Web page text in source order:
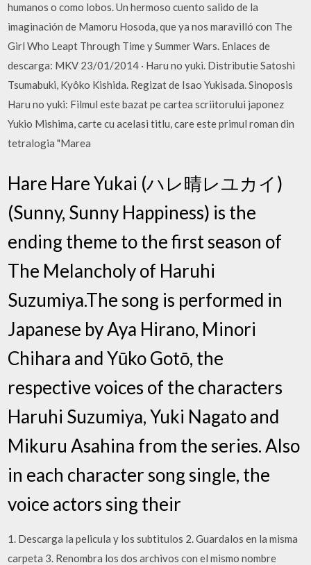
humanos o como lobos. Un hermoso cuento salido de la
imaginación de Mamoru Hosoda, que ya nos maravilló con The
Girl Who Leapt Through Time y Summer Wars. Enlaces de
descarga: MKV 23/01/2014 · Haru no yuki. Distributie Satoshi
Tsumabuki, Kyôko Kishida. Regizat de Isao Yukisada. Sinoposis
Haru no yuki: Filmul este bazat pe cartea scriitorului japonez
Yukio Mishima, carte cu acelasi titlu, care este primul roman din
tetralogia "Marea
Hare Hare Yukai (ハレ晴レユカイ)
(Sunny, Sunny Happiness) is the
ending theme to the first season of
The Melancholy of Haruhi
Suzumiya.The song is performed in
Japanese by Aya Hirano, Minori
Chihara and Yūko Gotō, the
respective voices of the characters
Haruhi Suzumiya, Yuki Nagato and
Mikuru Asahina from the series. Also
in each character song single, the
voice actors sing their
1. Descarga la pelicula y los subtitulos 2. Guardalos en la misma
carpeta 3. Renombra los dos archivos con el mismo nombre